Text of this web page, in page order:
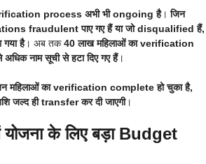
process अभी भी ongoing है।जिन
fraudulent पाए गए हैं या जो disqualified हैं,
है। अब तक40 लाख महिलाओं का verification
नाम सूची से हटा दिए गए हैं।
महिलाओं का verification complete हो चुका है,
जल्द ही transfer कर दी जाएगी।
योजना के लिए बड़ा Budget